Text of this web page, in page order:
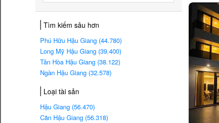
Tìm kiếm sâu hơn
Phú Hữu Hậu Giang (44.780)
Long Mỹ Hậu Giang (39.400)
Tân Hòa Hậu Giang (38.122)
Ngàn Hậu Giang (32.578)
Loại tài sản
Hậu Giang (56.470)
Căn Hậu Giang (56.318)